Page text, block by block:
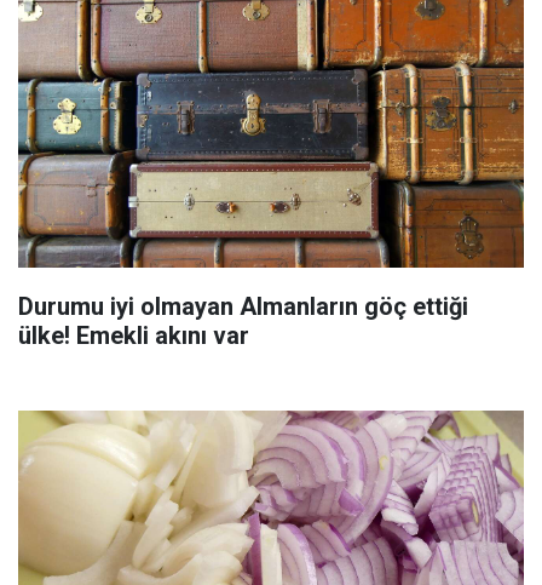
Durumu iyi olmayan Almanların göç ettiği
ülke! Emekli akını var